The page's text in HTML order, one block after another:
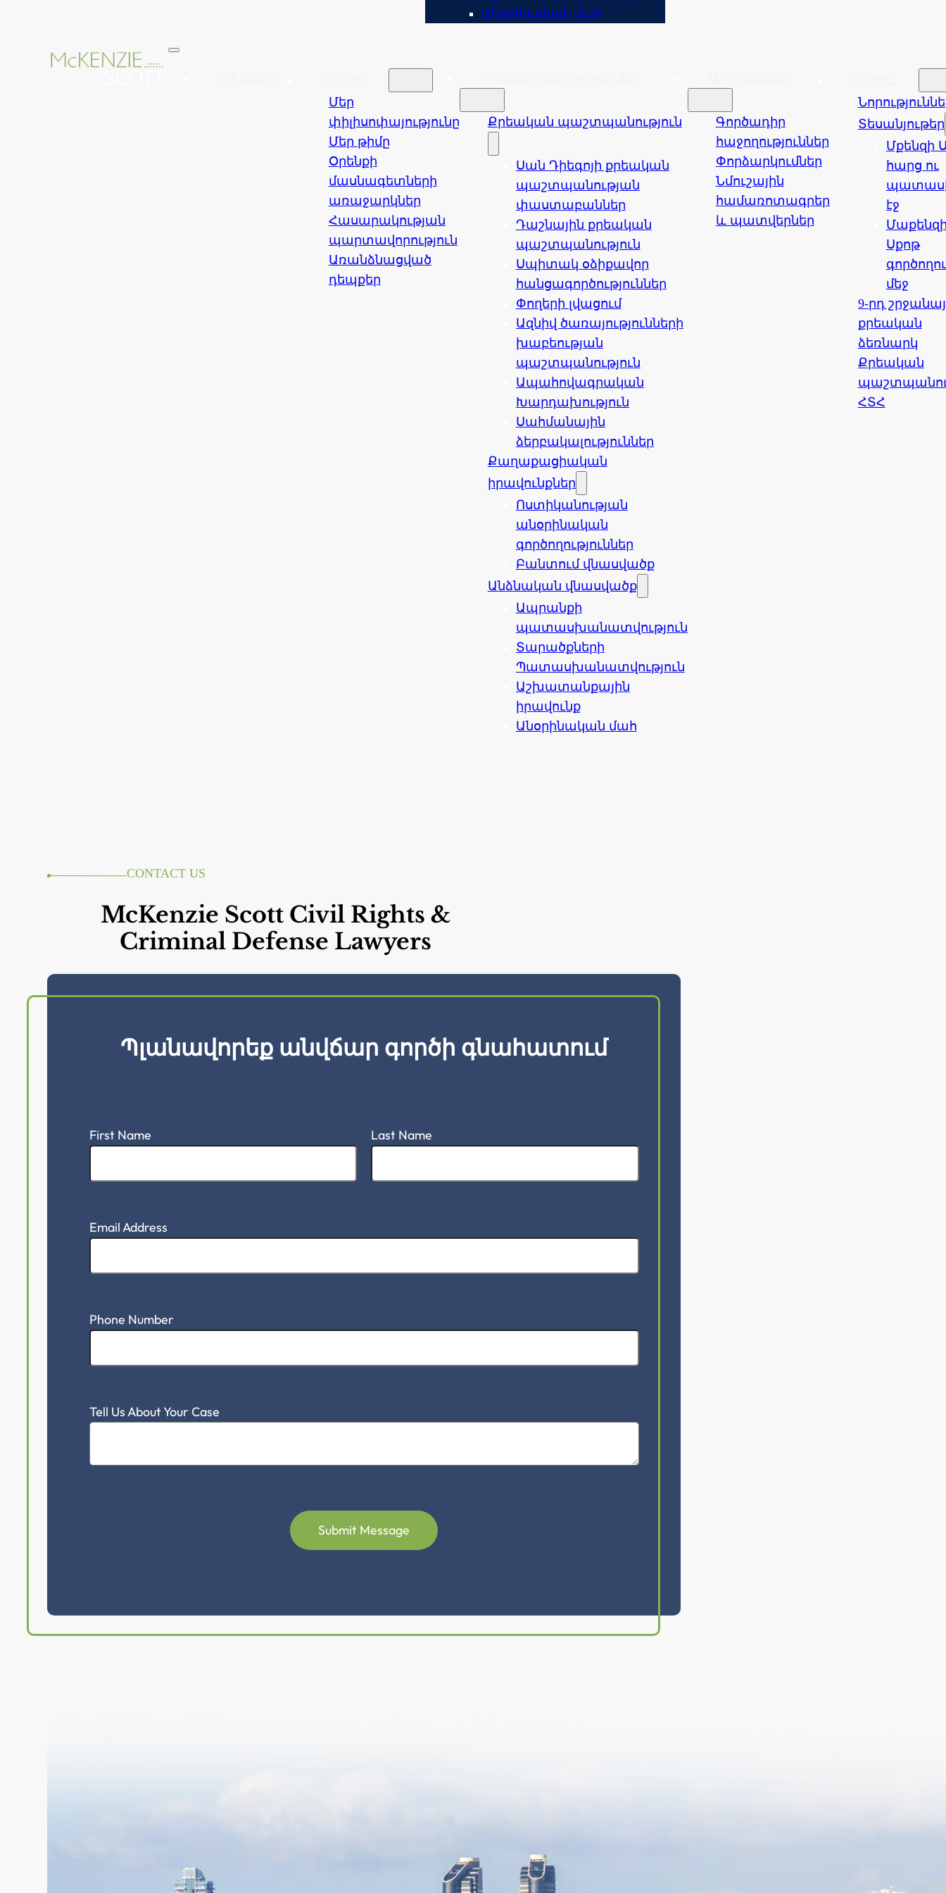
Անօրինական մահ
Մեր
փիլիսոփայությունը
Մեր թիմը
Օրենքի
մասնագետների
առաջարկներ
Հասարակության
պարտավորություն
Առանձնացված
դեպքեր
Քրեական պաշտպանություն
Սան Դիեգոյի քրեական
պաշտպանության
փաստաբաններ
Դաշնային քրեական
պաշտպանություն
Սպիտակ օձիքավոր
հանցագործություններ
Փողերի լվացում
Ազնիվ ծառայությունների
խաբեության
պաշտպանություն
Ապահովագրական
Խարդախություն
Սահմանային
ձերբակալություններ
Քաղաքացիական
իրավունքներ
Ոստիկանության
անօրինական
գործողություններ
Բանտում վնասվածք
Անձնական վնասվածք
Ապրանքի
պատասխանատվություն
Տարածքների
Պատասխանատվություն
Աշխատանքային
իրավունք
Անօրինական մահ
Գործադիր
հաջողություններ
Փորձարկումներ
Նմուշային
համառոտագրեր
և պատվերներ
Տեսանյութեր
Մքենզի
հարց ու
էջ
Սքոթ
մեջ
9-րդ
քրեական
ձեռնարկ
Քրեական
ՀՏՀ
CONTACT US
McKenzie Scott Civil Rights &
Criminal Defense Lawyers
Պլանավորեք անվճար գործի գնահատում
First Name Last Name
Email Address
Phone Number
Tell Us About Your Case